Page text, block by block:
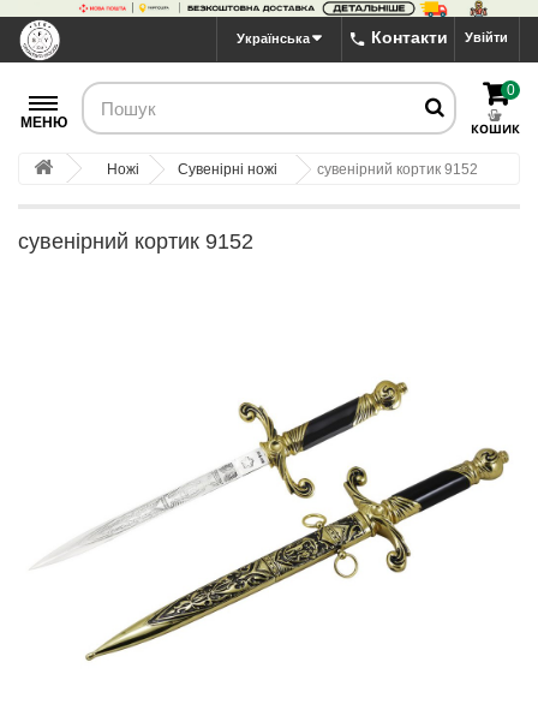
Увійти
Контакти
Українська
КОШИК
0
МЕНЮ
Ножі Сувенірні ножі сувенірний кортик 9152
сувенірний кортик 9152